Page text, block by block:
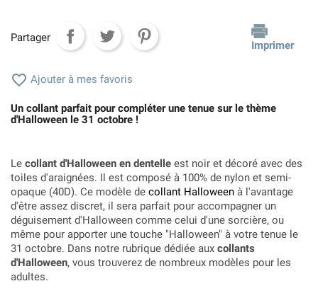
Partager
Imprimer
 Ajouter à mes favoris
Un collant parfait pour compléter une tenue sur le thème
d'Halloween le 31 octobre !
Le collant d'Halloween en dentelle est noir et décoré avec des
toiles d'araignées. Il est composé à 100% de nylon et semi-
opaque (40D). Ce modèle de collant Halloween à l'avantage
d'être assez discret, il sera parfait pour accompagner un
déguisement d'Halloween comme celui d'une sorcière, ou
même pour apporter une touche "Halloween" à votre tenue le
31 octobre. Dans notre rubrique dédiée aux collants
d'Halloween, vous trouverez de nombreux modèles pour les
adultes.